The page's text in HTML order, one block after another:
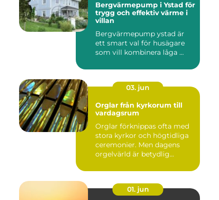
Bergvärmepump i Ystad för
trygg och effektiv värme i
villan
Bergvärmepump ystad är
ett smart val för husägare
som vill kombinera låga ...
03. jun
Orglar från kyrkorum till
vardagsrum
Orglar förknippas ofta med
stora kyrkor och högtidliga
ceremonier. Men dagens
orgelvärld är betydlig...
01. jun